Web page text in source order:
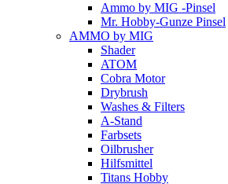
Ammo by MIG -Pinsel
Mr. Hobby-Gunze Pinsel
AMMO by MIG
Shader
ATOM
Cobra Motor
Drybrush
Washes & Filters
A-Stand
Farbsets
Oilbrusher
Hilfsmittel
Titans Hobby